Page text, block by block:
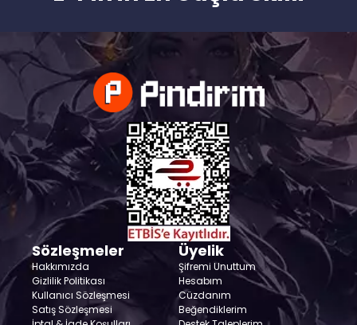
Sözleşmeler
Hakkımızda
Gizlilik Politikası
Kullanıcı Sözleşmesi
Satış Sözleşmesi
Üyelik
Şifremi Unuttum
Hesabım
Cüzdanım
Beğendiklerim